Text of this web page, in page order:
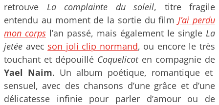
retrouve La complainte du soleil, titre fragile
entendu au moment de la sortie du film J’ai perdu
mon corps l’an passé, mais également le single La
jetée avec son joli clip normand, ou encore le très
touchant et dépouillé Coquelicoten compagnie de
Yael Naim. Un album poétique, romantique et
sensuel, avec des chansons d’une grâce et d’une
délicatesse infinie pour parler d’amour ou de